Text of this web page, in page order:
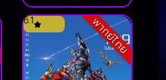
วิญญาณ
พากย์ไทย
6.1